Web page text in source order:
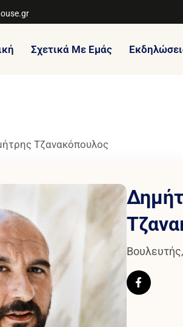
Σχετικά Με Εμάς
Τζανακόπουλος